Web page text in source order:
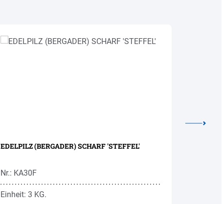
EDELPILZ (BERGADER) SCHARF 'STEFFEL'
Nr.: KA30F
Einheit: 3 KG.